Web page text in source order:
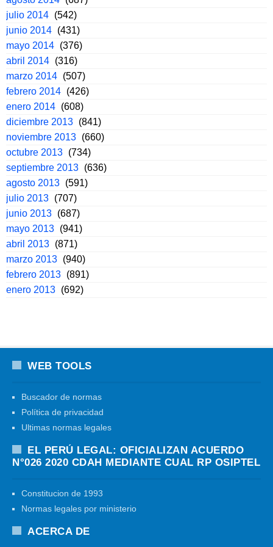
julio 2014 (542)
junio 2014 (431)
mayo 2014 (376)
abril 2014 (316)
marzo 2014 (507)
febrero 2014 (426)
enero 2014 (608)
diciembre 2013 (841)
noviembre 2013 (660)
octubre 2013 (734)
septiembre 2013 (636)
agosto 2013 (591)
julio 2013 (707)
junio 2013 (687)
mayo 2013 (941)
abril 2013 (871)
marzo 2013 (940)
febrero 2013 (891)
enero 2013 (692)
WEB TOOLS
Buscador de normas
Política de privacidad
Ultimas normas legales
EL PERÚ LEGAL: OFICIALIZAN ACUERDO
N°026 2020 CDAH MEDIANTE CUAL RP OSIPTEL
Constitucion de 1993
Normas legales por ministerio
ACERCA DE